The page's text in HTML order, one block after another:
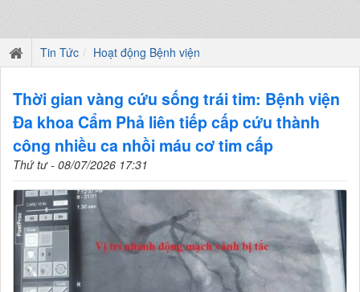
Tin Tức Hoạt động Bệnh viện
Thời gian vàng cứu sống trái tim: Bệnh viện
Đa khoa Cẩm Phả liên tiếp cấp cứu thành
công nhiều ca nhồi máu cơ tim cấp
Thứ tư - 08/07/2026 17:31